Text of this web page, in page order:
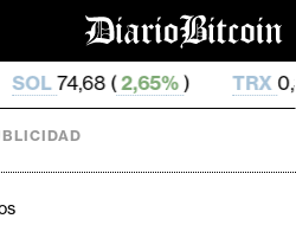
) TRX0,327 283 ( 0,17%